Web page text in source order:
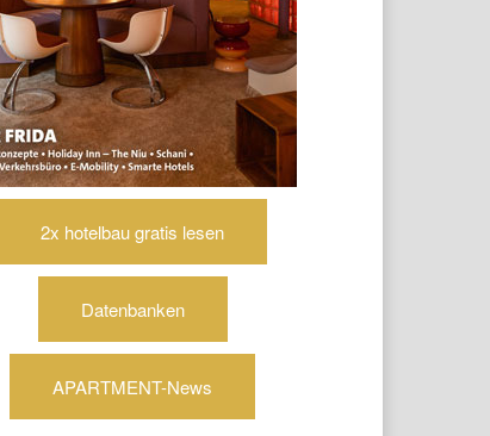
2x hotelbau gratis lesen
Datenbanken
APARTMENT-News